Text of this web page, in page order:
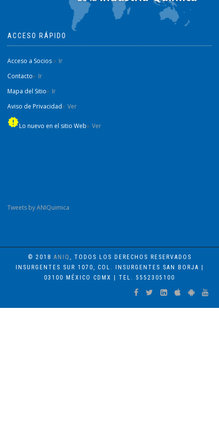
ACCESO RÁPIDO
Acceso a Socios
Ir
Contacto
Ir
Mapa del Sitio
Ir
Aviso de Privacidad
Ver
new_releasesLo nuevo en el sitio Web Ver
Tweets by ANIQuimica
© 2018 ANIQ , TODOS LOS DERECHOS RESERVADOS
INSURGENTES SUR 1070, COL. INSURGENTES SAN BORJA |
03100 MÉXICO CDMX | TEL. 5552305100